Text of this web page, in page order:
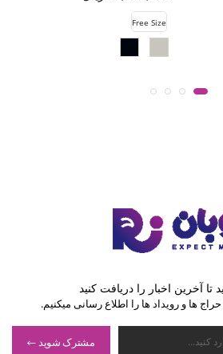
Free Size
آخرین اخبار را دریافت کنید
ها و رویداد ها را اطلاع رسانی میکنیم.
مشترک شوید